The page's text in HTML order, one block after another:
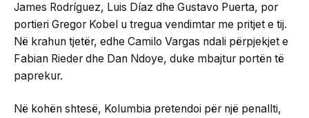
James Rodríguez, Luis Díaz dhe Gustavo Puerta, por
portieri Gregor Kobel u tregua vendimtar me pritjet e tij.
Në krahun tjetër, edhe Camilo Vargas ndali përpjekjet e
Fabian Rieder dhe Dan Ndoye, duke mbajtur portën të
paprekur.
Në kohën shtesë, Kolumbia pretendoi për një penallti,